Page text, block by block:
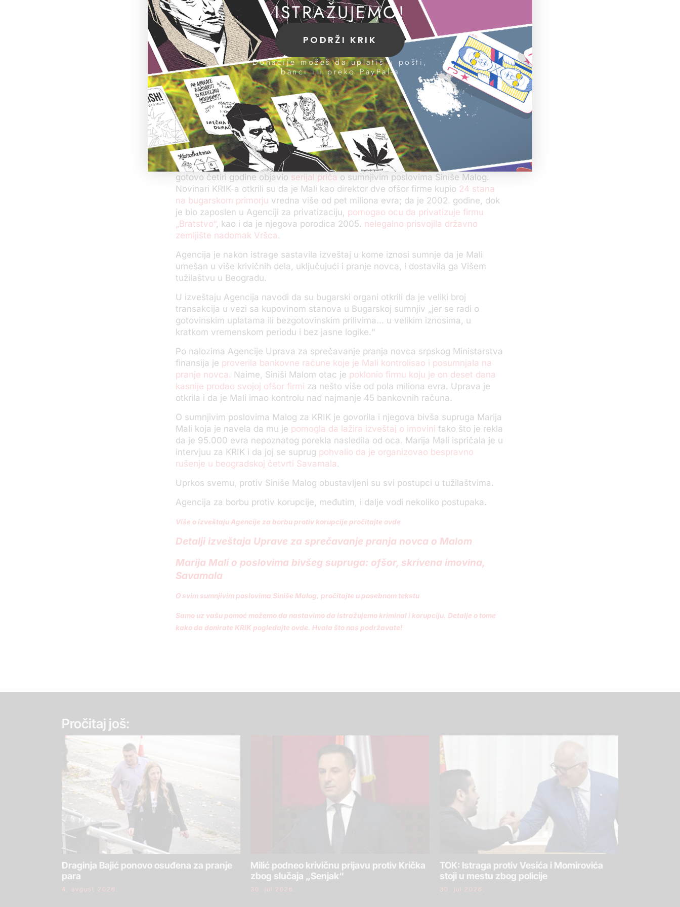
Pošto je Više tužilaštvo obustavilo postupak, dokumentaciju je prosledilo Prvom
osnovnom tužilaštvu koje je ispitivalo samo da li je Mali prijavio imovinu Agenciji
za borbu protiv korupcije. Predmet je kod njih bio
zaglavljen godinu dana, a
okončan je tek nakon što je Mali iskoristio oportunitet, odnosno uplatio 200.000
dinara u humanitarne svrhe. I ovotužilaštvo krije dokumenta iz postupka –
odbilo je da novinarima KRIK-a omogući uvid u njih.
Protiv Malog više nijedno tužilaštvo ne vodi postupak.
On je u međuvremenu napredovao, pa je sa mesta gradonačelnika glavnog
gradaprešao na mesto ministra finansija.
Sumnjivi poslovi
Agencija za borbu protiv korupcije pokrenula je istragu nakon što je KRIK pre
gotovo četiri godine objavio serijal priča o sumnjivim poslovima Siniše Malog.
Novinari KRIK-a otkrili su da je Mali kao direktor dve ofšor firme kupio 24 stana
na bugarskom primorju vredna više od pet miliona evra; da je 2002. godine, dok
je bio zaposlen u Agenciji za privatizaciju, pomogao ocu da privatizuje firmu
„Bratstvo“, kao i da je njegova porodica 2005. nelegalno prisvojila državno
zemljište nadomak Vršca .
Agencija je nakon istrage sastavila izveštaj u kome iznosi sumnje da je Mali
umešan u više krivičnih dela, uključujući i pranje novca, i dostavila ga Višem
tužilaštvu u Beogradu.
U izveštaju Agencija navodi da su bugarski organi otkrili da je veliki broj
transakcija u vezi sa kupovinom stanova u Bugarskoj sumnjiv „jer se radi o
gotovinskim uplatama ili bezgotovinskim prilivima… u velikim iznosima, u
kratkom vremenskom periodu i bez jasne logike.“
Po nalozima Agencije Uprava za sprečavanje pranja novca srpskog Ministarstva
finansija je proverila bankovne račune koje je Mali kontrolisao i posumnjala na
pranje novca. Naime, Siniši Malom otac je poklonio firmu koju je on deset dana
kasnije prodao svojoj ofšor firmi za nešto više od pola miliona evra. Uprava je
otkrila i da je Mali imao kontrolu nad najmanje 45 bankovnih računa.
O sumnjivim poslovima Malog za KRIK je govorila i njegova bivša supruga Marija
Mali koja je navela da mu je pomogla da lažira izveštaj o imovini tako što je rekla
da je 95.000 evra nepoznatog porekla nasledila od oca. Marija Mali ispričala je u
intervjuu za KRIK i da joj se suprug pohvalio da je organizovao bespravno
rušenje u beogradskoj četvrti Savamala .
Uprkos svemu, protiv Siniše Malog obustavljeni su svi postupci u tužilaštvima.
Agencija za borbu protiv korupcije, međutim, i dalje vodi nekoliko postupaka.
Više o izveštaju Agencije za borbu protiv korupcije pročitajte ovde
Detalji izveštaja Uprave za sprečavanje pranja novca o Malom
Marija Mali o poslovima bivšeg supruga: ofšor, skrivena imovina,
Savamala
O svim sumnjivim poslovima Siniše Malog, pročitajte u posebnom tekstu
Samo uz vašu pomoć možemo da nastavimo da istražujemo kriminal i korupciju. Detalje o tome
kako da donirate KRIK pogledajte ovde. Hvala što nas podržavate!
Pročitaj još:
Draginja Bajić ponovo osuđena za pranje
para
4. avgust 2026.
Milić podneo krivičnu prijavu protiv Krička
zbog slučaja „Senjak“
30. jul 2026.
TOK: Istraga protiv Vesića i Momirovića
stoji u mestu zbog policije
30. jul 2026.
ISTRAŽUJEMO!
PODRŽI KRIK
Donacije možeš da uplatiš u pošti,
banci ili preko PayPal-a